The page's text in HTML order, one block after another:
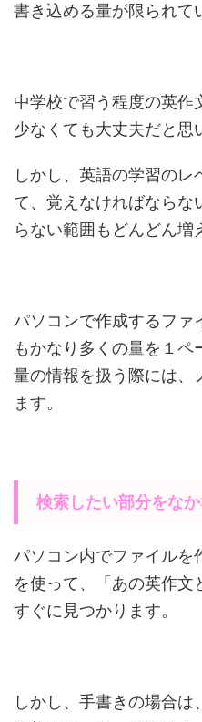
書き込める量が限られて
中学校で習う程度の英作
少なくても大丈夫だと思
しかし、英語の学習の
て、覚えなければならな
らない範囲もどんどん増
パソコンで作成するファ
もかなり多くの量を１
量の情報を扱う際には、
ます。
検索したい部分をな
パソコン内でファイルを
を使って、「あの英作文
すぐに見つかります。
しかし、手書きの場合